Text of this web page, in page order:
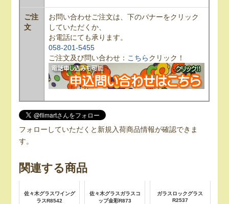
ご注
文
お問い合わせご注文は、下のバナーをクリック
していただくか、
お電話にても承ります。
058-201-5455
ご注文及び問い合わせ： こちらクリック！
フォローしていただくと新規入荷商品情報が確認できま
す。
関連する商品
佐々木グラスワイング
ラスR8542
佐々木グラスガラスコ
ップ金彩R873
ガラスロックグラス
R2537